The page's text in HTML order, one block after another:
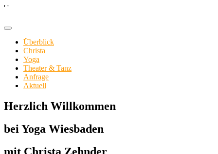
' '
Überblick
Christa
Yoga
Theater & Tanz
Anfrage
Aktuell
Herzlich Willkommen
bei Yoga Wiesbaden
mit Christa Zehnder